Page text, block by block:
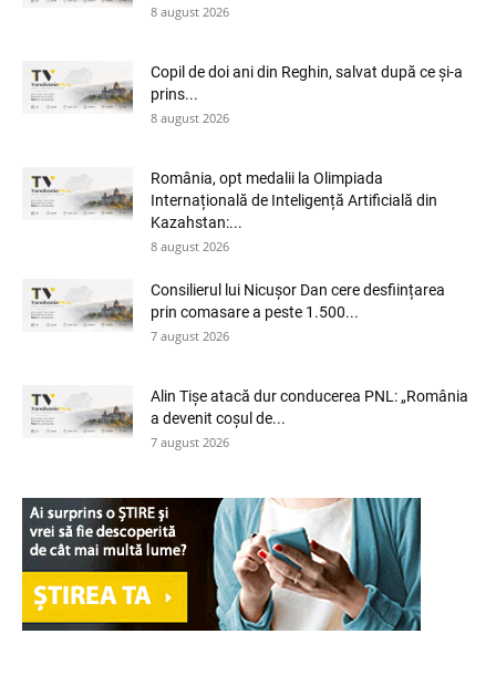
8 august 2026
Copil de doi ani din Reghin, salvat după ce și-a
prins...
8 august 2026
România, opt medalii la Olimpiada
Internațională de Inteligență Artificială din
Kazahstan:...
8 august 2026
Consilierul lui Nicușor Dan cere desființarea
prin comasare a peste 1.500...
7 august 2026
Alin Tișe atacă dur conducerea PNL: „România
a devenit coșul de...
7 august 2026